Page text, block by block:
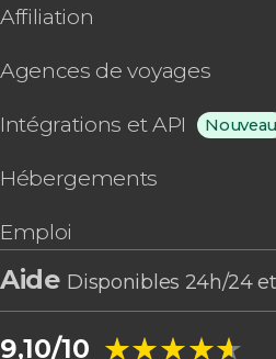
Affiliation
Agences de voyages
Intégrations et API Nouveau
Hébergements
Emploi
Aide Disponibles 24h/24
9,10/10 ★★★★★
★★★★★